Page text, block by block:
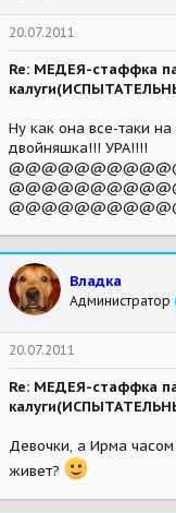
20.07.2011
Re: МЕДЕЯ-стаффка
Ну как она все-таки
двойняшка!!! УРА!!!!
Владка
Администратор
20.07.2011
Re: МЕДЕЯ-стаффка
Девочки, а Ирма
живет?